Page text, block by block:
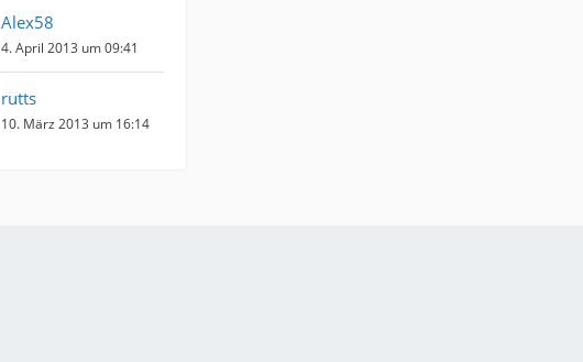
Alex58
4. April 2013 um 09:41
rutts
10. März 2013 um 16:14